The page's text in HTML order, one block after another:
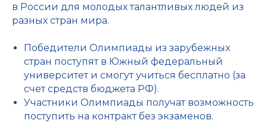
в России для молодых талантливых людей из
разных стран мира.
Победители Олимпиады из зарубежных
стран поступят в Южный федеральный
университет и смогут учиться бесплатно (за
счет средств бюджета РФ).
Участники Олимпиады получат возможность
поступить на контракт без экзаменов.